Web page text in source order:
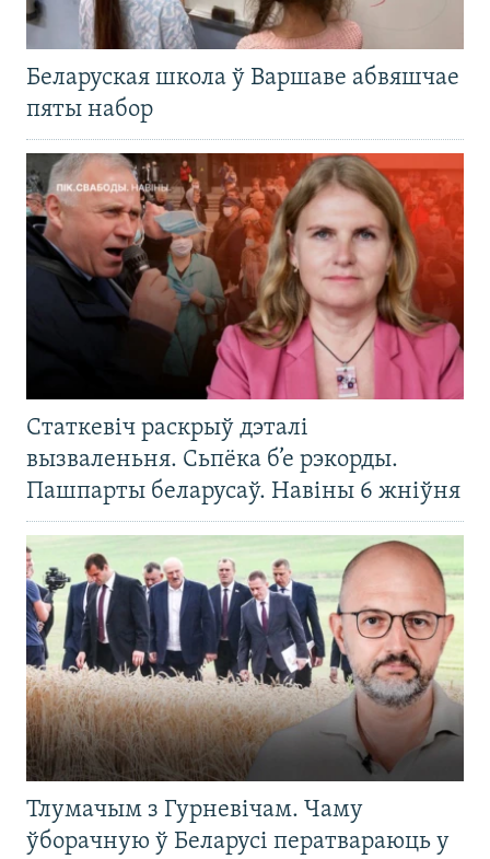
Беларуская школа ў Варшаве абвяшчае
пяты набор
Статкевіч раскрыў дэталі
вызваленьня. Сьпёка б’е рэкорды.
Пашпарты беларусаў. Навіны 6 жніўня
Тлумачым з Гурневічам. Чаму
ўборачную ў Беларусі ператвараюць у